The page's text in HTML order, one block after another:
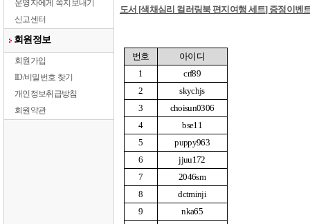
운영자에게 쪽지보내기
신고센터
회원정보
회원가입
ID/비밀번호 찾기
개인정보취급방침
회원약관
도서 [색채심리 컬러링북 편지여행 세트] 증정이벤
번호
아이디
1
crf89
2
skychjs
3
choisun0306
4
bse11
5
puppy963
6
jjuu172
7
2046sm
8
dctminji
9
nka65